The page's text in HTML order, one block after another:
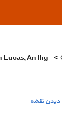
دیدن نقشه